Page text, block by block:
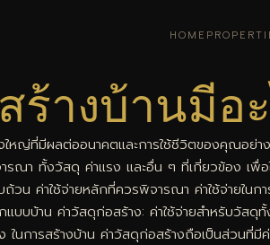
HOME
ร้างบ้านมีอ
ใหญ่ที่มีผลต่ออนาคตและการใช้ชีวิตของคุณอย่า
ณา ทั้งวัสดุ ค่าแรง และอื่น ๆ ที่เกี่ยวข้อง เพื่อ
บถ้วน ค่าใช้จ่ายหลักที่ควรพิจารณา ค่าใช้จ่าย
บบบ้าน ค่าวัสดุก่อสร้าง: ค่าใช้จ่ายสำหรับวัสดุ
ในการสร้างบ้าน ค่าวัสดุก่อสร้างถือเป็นส่วน